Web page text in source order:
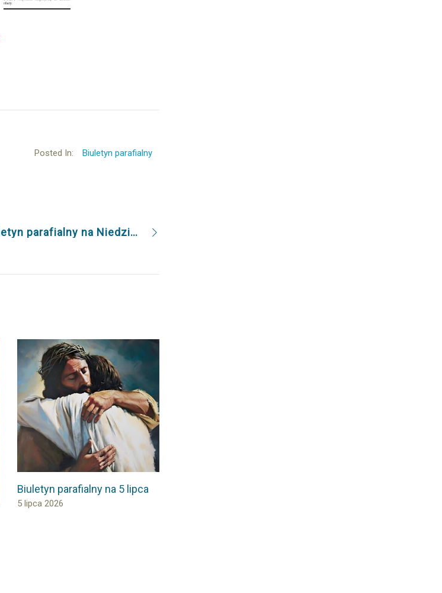
Posted In: Biuletyn parafialny
Biuletyn parafialny na Niedzielę Chrystusa Króla 26.11.2017
Biuletyn parafialny na 5 lipca
5 lipca 2026